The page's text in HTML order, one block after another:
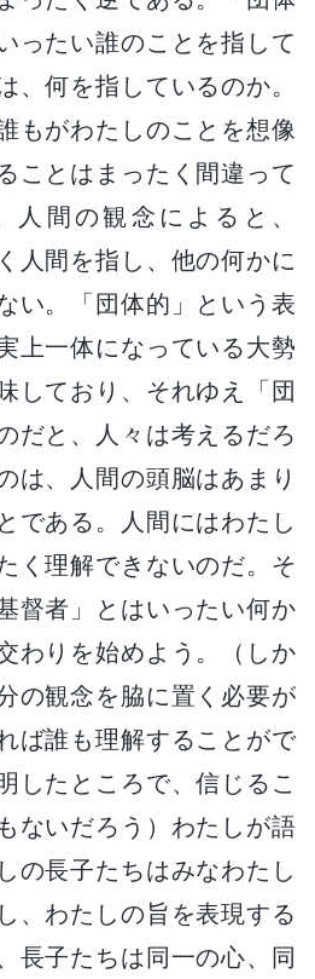
ったい誰のことを指して
、何を指しているのか。
もがわたしのことを想像
ことはまったく間違って
人間の観念によると、
人間を指し、他の何かに
い。「団体的」という表
上一体になっている大勢
しており、それゆえ「団
だと、人々は考えるだろ
は、人間の頭脳はあまり
である。人間にはわたし
く理解できないのだ。そ
督者」とはいったい何か
わりを始めよう。（しか
の観念を脇に置く必要が
ば誰も理解することがで
したところで、信じるこ
ないだろう）わたしが語
の長子たちはみなわたし
、わたしの旨を表現する
長子たちは同一の心、同